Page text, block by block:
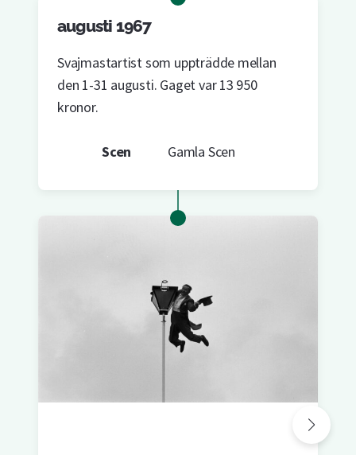
augusti 1967
Svajmastartist som uppträdde mellan
den 1-31 augusti. Gaget var 13 950
kronor.
Scen Gamla Scen